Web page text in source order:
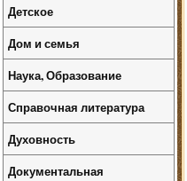
Детское
Дом и семья
Наука, Образование
Справочная литература
Духовность
Документальная